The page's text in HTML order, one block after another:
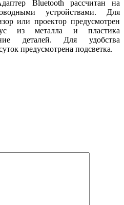
Bluetooth рассчитан на
устройствами. Для
или проектор предусмотрен
из металла и пластика
деталей. Для удобства
предусмотрена подсветка.